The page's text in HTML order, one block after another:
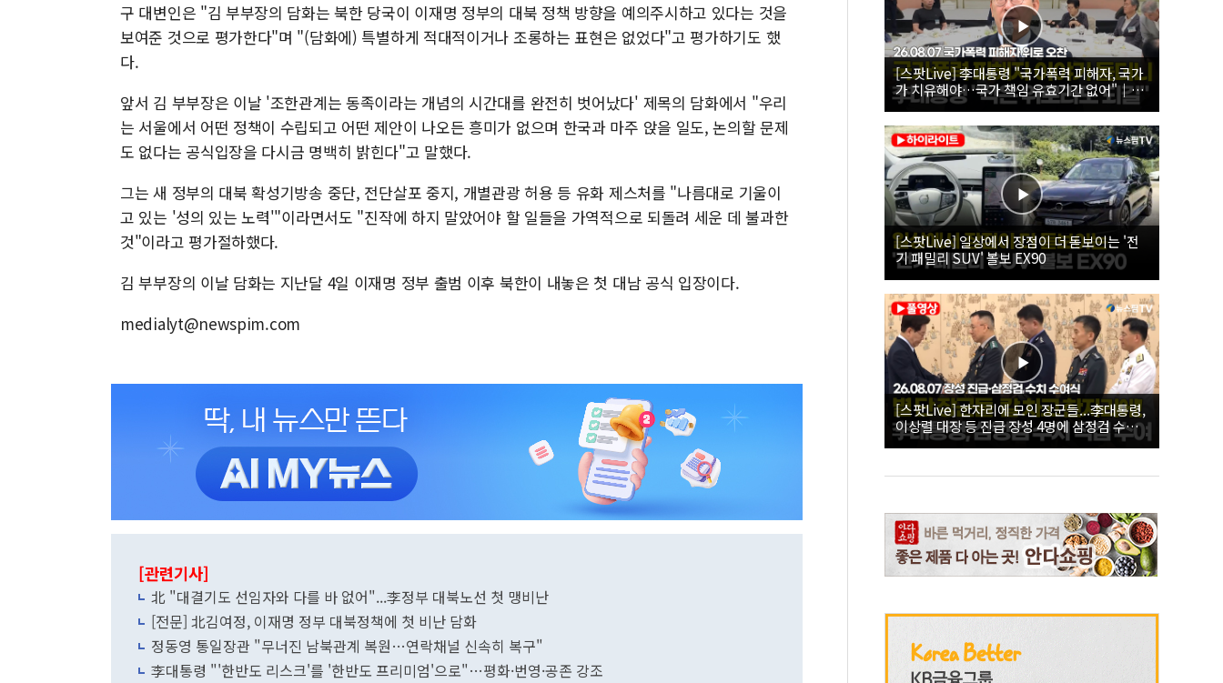
구 대변인은 "김 부부장의 담화는 북한 당국이 이재명 정부의 대북 정책 방향을 예의주시하고 있다는 것을
보여준 것으로 평가한다"며 "(담화에) 특별하게 적대적이거나 조롱하는 표현은 없었다"고 평가하기도 했
다.
앞서 김 부부장은 이날 '조한관계는 동족이라는 개념의 시간대를 완전히 벗어났다' 제목의 담화에서 "우리
는 서울에서 어떤 정책이 수립되고 어떤 제안이 나오든 흥미가 없으며 한국과 마주 앉을 일도, 논의할 문제
도 없다는 공식입장을 다시금 명백히 밝힌다"고 말했다.
그는 새 정부의 대북 확성기방송 중단, 전단살포 중지, 개별관광 허용 등 유화 제스처를 "나름대로 기울이
고 있는 '성의 있는 노력'"이라면서도 "진작에 하지 말았어야 할 일들을 가역적으로 되돌려 세운 데 불과한
것"이라고 평가절하했다.
김 부부장의 이날 담화는 지난달 4일 이재명 정부 출범 이후 북한이 내놓은 첫 대남 공식 입장이다.
medialyt@newspim.com
[관련기사]
北 "대결기도 선임자와 다를 바 없어"...李정부 대북노선 첫 맹비난
[전문] 北김여정, 이재명 정부 대북정책에 첫 비난 담화
정동영 통일장관 "무너진 남북관계 복원…연락채널 신속히 복구"
李대통령 "'한반도 리스크'를 '한반도 프리미엄'으로"…평화·번영·공존 강조
[스팟Live] 李대통령 "국가폭력 피해자, 국가
가 치유해야…국가 책임 유효기간 없어"｜
26.08.07 국가폭력 피해자 위로 오찬
[스팟Live] 일상에서 장점이 더 돋보이는 '전
기 패밀리 SUV' 볼보 EX90
[스팟Live] 한자리에 모인 장군들...李대통령,
이상렬 대장 등 진급 장성 4명에 삼정검 수치
직접 수여｜26.08.07 장성 진급·삼정검 수치